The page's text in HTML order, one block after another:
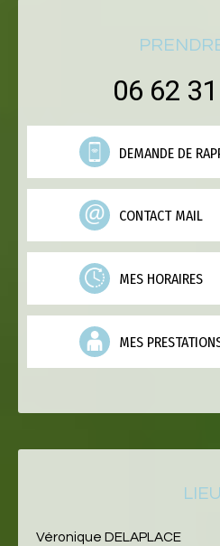
06 62
DEMANDE DE
CONTACT MAIL
MES HORAIRES
MES
LIEU
Véronique DELAPLACE